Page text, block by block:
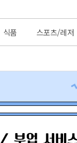
식품 스포츠/레저